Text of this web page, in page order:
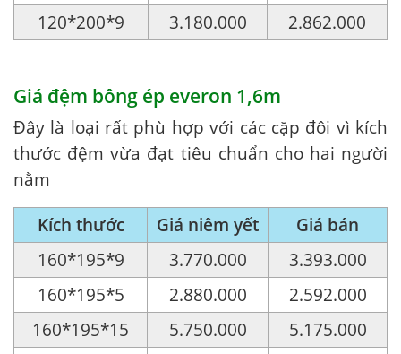
120*200*9
3.180.000 2.862.000
Giá đệm bông ép everon 1,6m
Đây là loại rất phù hợp với các cặp đôi vì kích
thước đệm vừa đạt tiêu chuẩn cho hai người
nằm
Kích thước Giá niêm yết
Giá bán
160*195*9
3.770.000
3.393.000
160*195*5
2.880.000
2.592.000
160*195*15
5.750.000
5.175.000